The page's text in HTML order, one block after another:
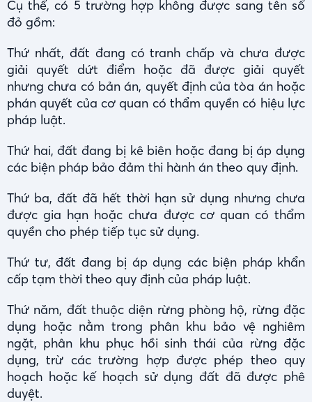
Cụ thể, có 5 trường hợp không được sang tên sổ
đỏ gồm:
Thứ nhất, đất đang có tranh chấp và chưa được
giải quyết dứt điểm hoặc đã được giải quyết
nhưng chưa có bản án, quyết định của tòa án hoặc
phán quyết của cơ quan có thẩm quyền có hiệu lực
pháp luật.
Thứ hai, đất đang bị kê biên hoặc đang bị áp dụng
các biện pháp bảo đảm thi hành án theo quy định.
Thứ ba, đất đã hết thời hạn sử dụng nhưng chưa
được gia hạn hoặc chưa được cơ quan có thẩm
quyền cho phép tiếp tục sử dụng.
Thứ tư, đất đang bị áp dụng các biện pháp khẩn
cấp tạm thời theo quy định của pháp luật.
Thứ năm, đất thuộc diện rừng phòng hộ, rừng đặc
dụng hoặc nằm trong phân khu bảo vệ nghiêm
ngặt, phân khu phục hồi sinh thái của rừng đặc
dụng, trừ các trường hợp được phép theo quy
hoạch hoặc kế hoạch sử dụng đất đã được phê
duyệt.